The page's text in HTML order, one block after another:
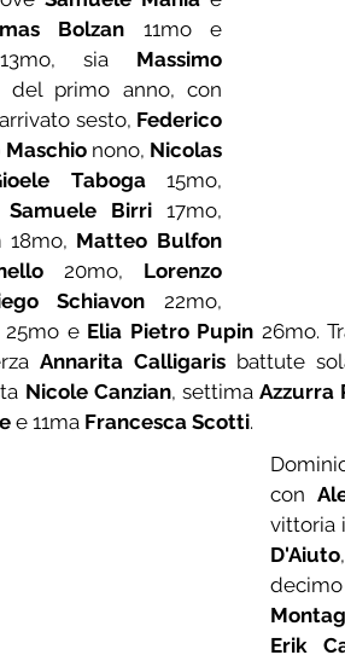
Bolzan
sia Massimo
sesto, Federico
Maschio nono, Nicolas
Taboga
Samuele Birri
18mo, Matteo Bulfon
20mo, Lorenzo
Schiavon
e Elia Pietro Pupin
Annarita Calligaris
Nicole Canzian, settima Azzurra
e 11ma Francesca Scotti.
con
vittoria
D'Aiuto,
Erik